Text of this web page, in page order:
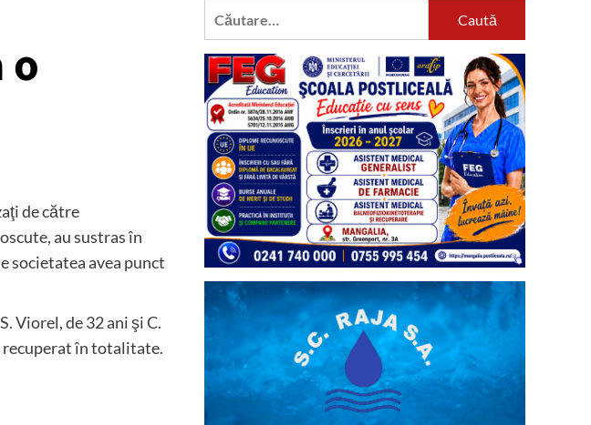
de către
au sustras în
societatea avea punct
Viorel, de 32 ani şi C.
recuperat în totalitate.
Caută